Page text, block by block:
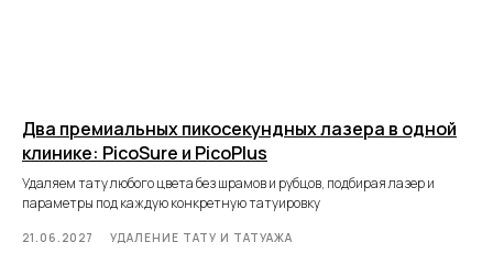
Два премиальных пикосекундных лазера в одной
клинике: PicoSure и PicoPlus
Удаляем тату любого цвета без шрамов и рубцов, подбирая лазер и
параметры под каждую конкретную татуировку
21.06.2027 УДАЛЕНИЕ ТАТУ И ТАТУАЖА